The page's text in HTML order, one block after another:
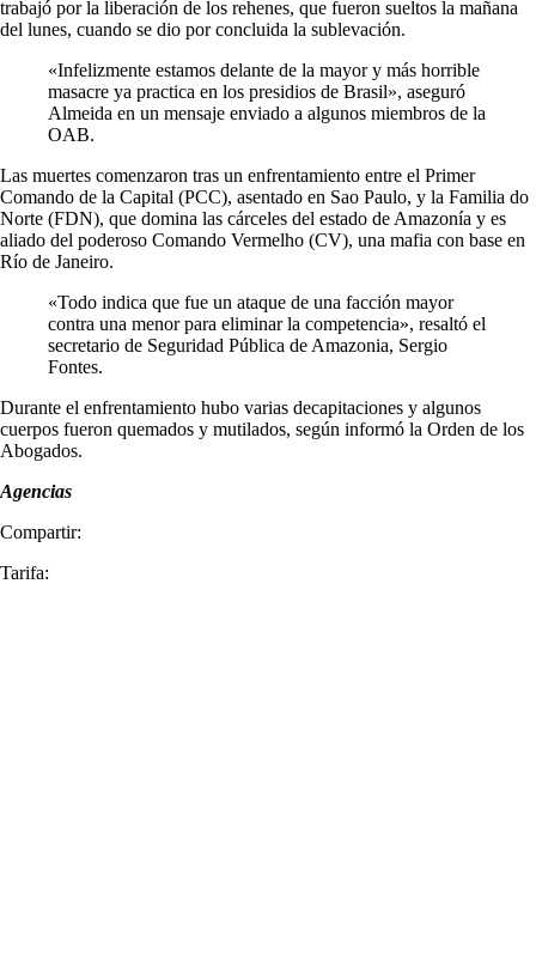
trabajó por la liberación de los rehenes, que fueron sueltos la mañana
del lunes, cuando se dio por concluida la sublevación.
«Infelizmente estamos delante de la mayor y más horrible
masacre ya practica en los presidios de Brasil», aseguró
Almeida en un mensaje enviado a algunos miembros de la
OAB.
Las muertes comenzaron tras un enfrentamiento entre el Primer
Comando de la Capital (PCC), asentado en Sao Paulo, y la Familia do
Norte (FDN), que domina las cárceles del estado de Amazonía y es
aliado del poderoso Comando Vermelho (CV), una mafia con base en
Río de Janeiro.
«Todo indica que fue un ataque de una facción mayor
contra una menor para eliminar la competencia», resaltó el
secretario de Seguridad Pública de Amazonia, Sergio
Fontes.
Durante el enfrentamiento hubo varias decapitaciones y algunos
cuerpos fueron quemados y mutilados, según informó la Orden de los
Abogados.
Agencias
Compartir:
Tarifa: